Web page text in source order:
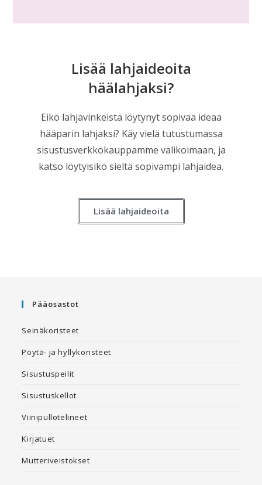
Lisää lahjaideoita
häälahjaksi?
Eikö lahjavinkeistä löytynyt sopivaa ideaa
hääparin lahjaksi? Käy vielä tutustumassa
sisustusverkkokauppamme valikoimaan, ja
katso löytyisikö sieltä sopivampi lahjaidea.
Lisää lahjaideoita
Pääosastot
Seinäkoristeet
Pöytä- ja hyllykoristeet
Sisustuspeilit
Sisustuskellot
Viinipullotelineet
Kirjatuet
Mutteriveistokset